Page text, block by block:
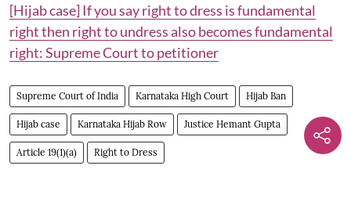
[Hijab case] If you say right to dress is fundamental
right then right to undress also becomes fundamental
right: Supreme Court to petitioner
Supreme Court of India Karnataka High Court Hijab Ban
Hijab case Karnataka Hijab Row Justice Hemant Gupta
Article 19(1)(a) Right to Dress